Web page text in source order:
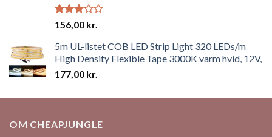
Rated
3.19
out of
5
156,00 kr.
5m UL-listet COB LED Strip Light 320 LEDs/m
High Density Flexible Tape 3000K varm hvid, 12V,
177,00 kr.
OM CHEAPJUNGLE